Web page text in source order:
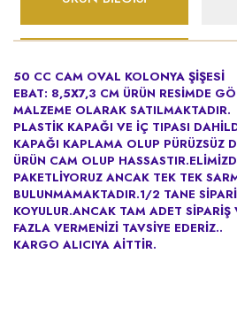
50 CC CAM OVAL KOLONYA ŞİŞESİ
EBAT: 8,5X7,3 CM ÜRÜN RESİMDE
MALZEME OLARAK SATILMAKTADIR.
PLASTİK KAPAĞI VE İÇ TIPASI
KAPAĞI KAPLAMA OLUP PÜRÜZSÜZ
ÜRÜN CAM OLUP
PAKETLİYORUZ ANCAK TEK TEK
BULUNMAMAKTADIR.1/2 TANE
KOYULUR.ANCAK TAM ADET SİPARİŞ
FAZLA VERMENİZİ TAVSİYE EDERİZ..
KARGO ALICIYA AİTTİR.